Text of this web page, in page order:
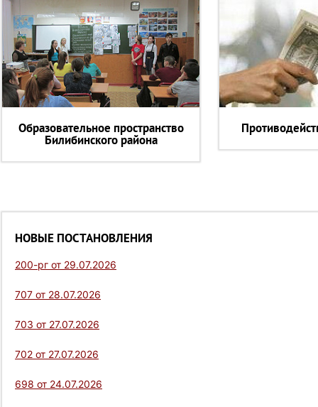
Образовательное пространство
Билибинского района
НОВЫЕ ПОСТАНОВЛЕНИЯ
200-рг от 29.07.2026
707 от 28.07.2026
703 от 27.07.2026
702 от 27.07.2026
698 от 24.07.2026